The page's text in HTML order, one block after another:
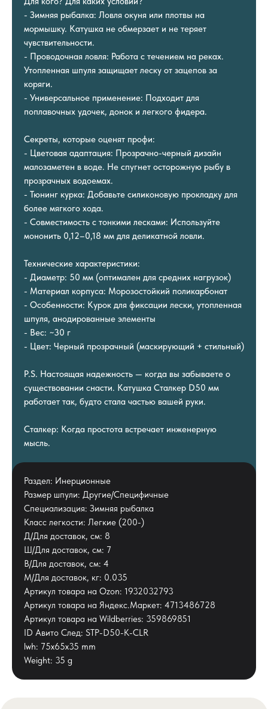
- Зимняя рыбалка: Ловля окуня или плотвы на
мормышку. Катушка не обмерзает и не теряет
чувствительности.
- Проводочная ловля: Работа с течением на реках.
Утопленная шпуля защищает леску от зацепов за
коряги.
- Универсальное применение: Подходит для
поплавочных удочек, донок и легкого фидера.
Секреты, которые оценят профи:
- Цветовая адаптация: Прозрачно-черный дизайн
малозаметен в воде. Не спугнет осторожную рыбу в
прозрачных водоемах.
- Тюнинг курка: Добавьте силиконовую прокладку для
более мягкого хода.
- Совместимость с тонкими лесками: Используйте
мононить 0,12–0,18 мм для деликатной ловли.
Технические характеристики:
- Диаметр: 50 мм (оптимален для средних нагрузок)
- Материал корпуса: Морозостойкий поликарбонат
- Особенности: Курок для фиксации лески, утопленная
шпуля, анодированные элементы
- Вес: ~30 г
- Цвет: Черный прозрачный (маскирующий + стильный)
P.S. Настоящая надежность — когда вы забываете о
существовании снасти. Катушка Сталкер D50 мм
работает так, будто стала частью вашей руки.
Сталкер: Когда простота встречает инженерную
мысль.
Раздел: Инерционные
Размер шпули: Другие/Специфичные
Специализация: Зимняя рыбалка
Класс легкости: Легкие (200-)
Д/Для доставок, см: 8
Ш/Для доставок, см: 7
В/Для доставок, см: 4
М/Для доставок, кг: 0.035
Артикул товара на Ozon: 1932032793
Артикул товара на Яндекс.Маркет: 4713486728
Артикул товара на Wildberries: 359869851
ID Авито След: STP-D50-K-CLR
lwh: 75x65x35 mm
Weight: 35 g